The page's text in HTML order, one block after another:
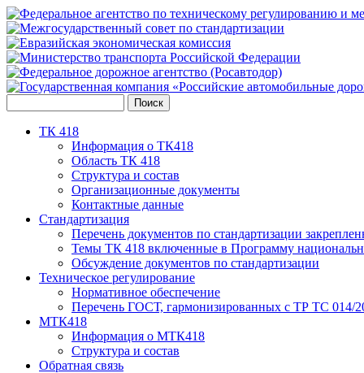
ТК 418
Информация о ТК418
Область ТК 418
Структура и состав
Организационные документы
Контактные данные
Стандартизация
Перечень документов по стандартизации
Темы ТК 418 включенные в Программу
Обсуждение документов по стандартизации
Техническое регулирование
Нормативное обеспечение
Перечень ГОСТ, гармонизированных с ТР ТС 014/
МТК418
Информация о МТК418
Структура и состав
Обратная связь